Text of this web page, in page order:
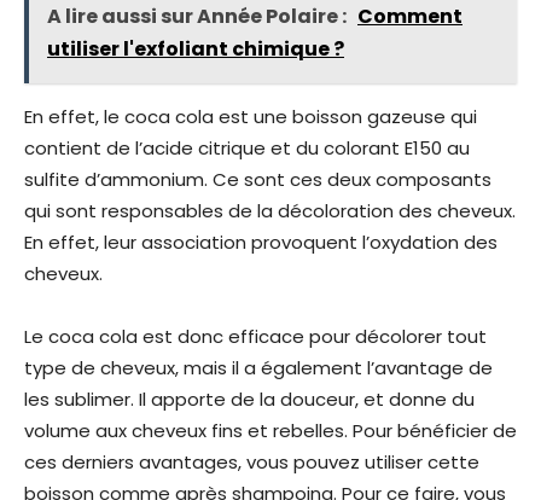
A lire aussi sur Année Polaire : Comment
utiliser l'exfoliant chimique ?
En effet, le coca cola est une boisson gazeuse qui
contient de l’acide citrique et du colorant E150 au
sulfite d’ammonium. Ce sont ces deux composants
qui sont responsables de la décoloration des cheveux.
En effet, leur association provoquent l’oxydation des
cheveux.
Le coca cola est donc efficace pour décolorer tout
type de cheveux, mais il a également l’avantage de
les sublimer. Il apporte de la douceur, et donne du
volume aux cheveux fins et rebelles. Pour bénéficier de
ces derniers avantages, vous pouvez utiliser cette
boisson comme après shampoing. Pour ce faire, vous